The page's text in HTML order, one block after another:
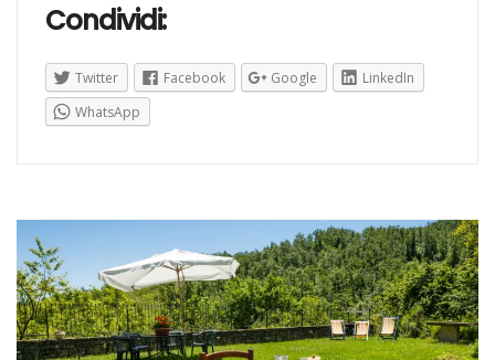
Condividi:
Twitter Facebook Google
LinkedIn
WhatsApp